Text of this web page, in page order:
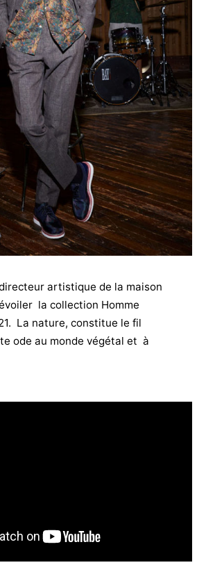
artistique de la maison
la collection Homme
La nature, constitue le fil
ode au monde végétal et à